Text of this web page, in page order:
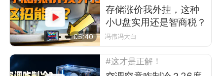
05:40
存储涨价我外挂，这种
小U盘实用还是智商税？
冯伟冯大白
#这才是正解！